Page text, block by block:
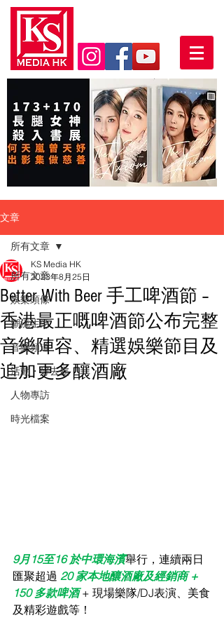
文章
所有文章
娛樂頭條
潮流生活
音樂頻道
活動・好去處
人物專訪
時光檔案
所有文章
Better With Beer 手工啤酒節 –
香港最正嘅啤酒節公布完整
音樂陣容、精選娛樂節目及
追加更多釀酒廠
KS Media HK
2023年8月25日
9月15至16 於中環海濱舉行，連續兩日
匯聚超過 20 家本地釀酒廠及經銷商 +
150 多款啤酒 + 現場樂隊/DJ表演、美食
及精彩遊戲等！